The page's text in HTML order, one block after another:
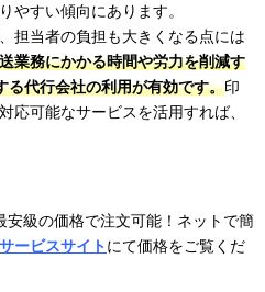
やすい傾向にあります。
担当者の負担も大きくなる点には
業務にかかる時間や労力を削減す
る代行会社の利用が有効です。印
応可能なサービスを活用すれば、
級の価格で注文可能！ネットで簡
サービスサイト にて価格をご覧くだ